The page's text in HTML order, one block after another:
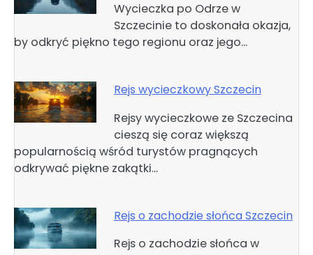
Wycieczka po Odrze w
Szczecinie to doskonała okazja,
by odkryć piękno tego regionu oraz jego…
Rejs wycieczkowy Szczecin
Rejsy wycieczkowe ze Szczecina
cieszą się coraz większą
popularnością wśród turystów pragnących
odkrywać piękne zakątki…
Rejs o zachodzie słońca Szczecin
Rejs o zachodzie słońca w